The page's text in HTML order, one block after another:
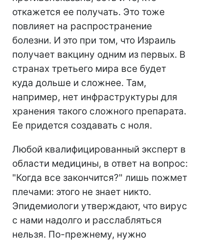
откажется ее получать. Это тоже
повлияет на распространение
болезни. И это при том, что Израиль
получает вакцину одним из первых. В
странах третьего мира все будет
куда дольше и сложнее. Там,
например, нет инфраструктуры для
хранения такого сложного препарата.
Ее придется создавать с ноля.
Любой квалифицированный эксперт в
области медицины, в ответ на вопрос:
"Когда все закончится?" лишь пожмет
плечами: этого не знает никто.
Эпидемиологи утверждают, что вирус
с нами надолго и расслабляться
нельзя. По-прежнему, нужно